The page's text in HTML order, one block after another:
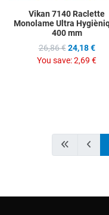
Vikan 7140 Raclette
Monolame Ultra
400 mm
26,86 € 24,18 €
You save:2,69 €